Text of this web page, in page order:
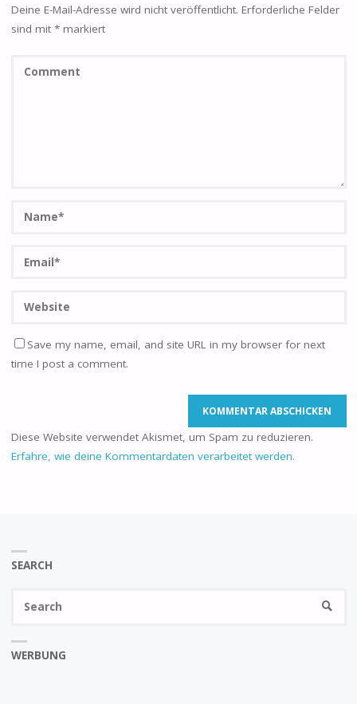
Deine E-Mail-Adresse wird nicht veröffentlicht. Erforderliche Felder
sind mit *markiert
Save my name, email, and site URL in my browser for next
time I post a comment.
Diese Website verwendet Akismet, um Spam zu reduzieren.
Erfahre, wie deine Kommentardaten verarbeitet werden.
SEARCH
WERBUNG